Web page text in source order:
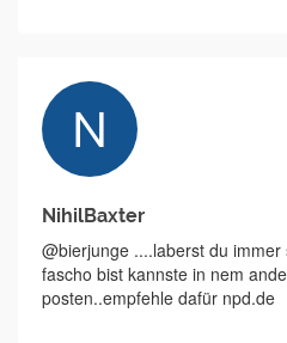
NihilBaxter
@bierjunge ....laberst du
fascho bist kannste in nem
posten..empfehle dafür npd.de